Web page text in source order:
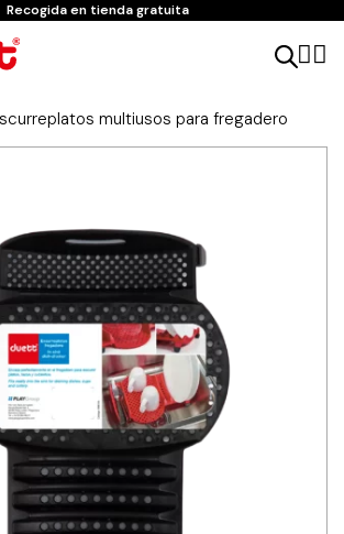
Recogida en tienda gratuita
multiusos para fregadero